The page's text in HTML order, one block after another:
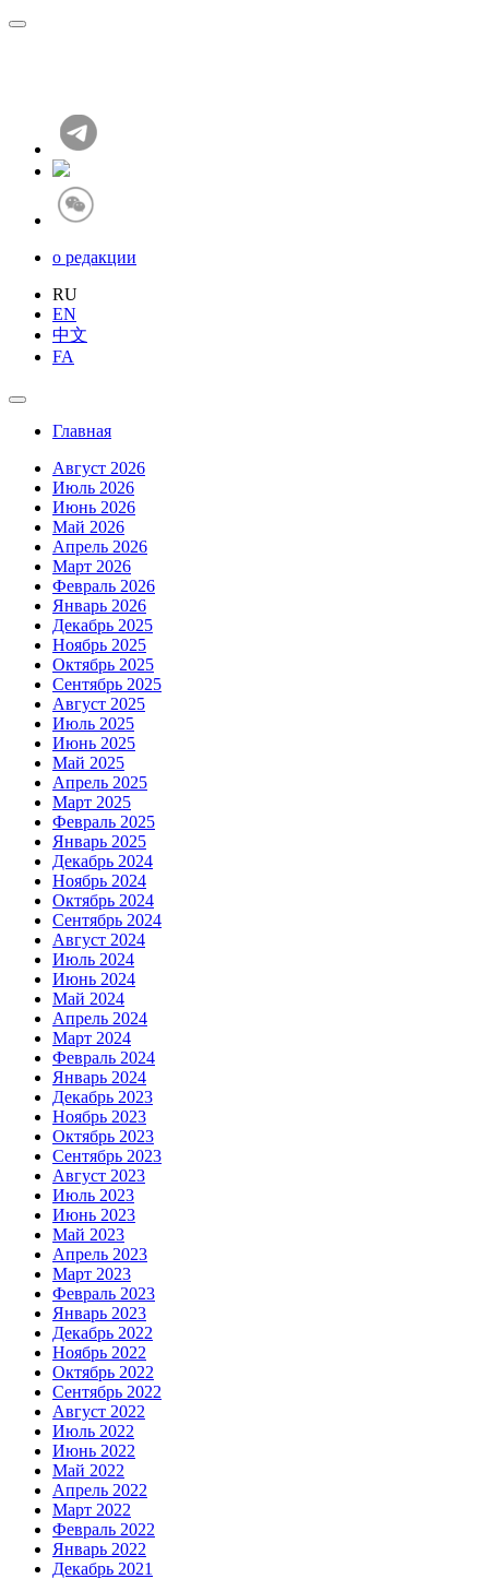
о редакции
RU
EN
中文
FA
Главная
Август 2026
Июль 2026
Июнь 2026
Май 2026
Апрель 2026
Март 2026
Февраль 2026
Январь 2026
Декабрь 2025
Ноябрь 2025
Октябрь 2025
Сентябрь 2025
Август 2025
Июль 2025
Июнь 2025
Май 2025
Апрель 2025
Март 2025
Февраль 2025
Январь 2025
Декабрь 2024
Ноябрь 2024
Октябрь 2024
Сентябрь 2024
Август 2024
Июль 2024
Июнь 2024
Май 2024
Апрель 2024
Март 2024
Февраль 2024
Январь 2024
Декабрь 2023
Ноябрь 2023
Октябрь 2023
Сентябрь 2023
Август 2023
Июль 2023
Июнь 2023
Май 2023
Апрель 2023
Март 2023
Февраль 2023
Январь 2023
Декабрь 2022
Ноябрь 2022
Октябрь 2022
Сентябрь 2022
Август 2022
Июль 2022
Июнь 2022
Май 2022
Апрель 2022
Март 2022
Февраль 2022
Январь 2022
Декабрь 2021